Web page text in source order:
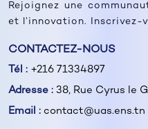
Rejoignez une
et l’innovation. Inscrivez-
CONTACTEZ-NOUS
Tél : +216 71334897
Adresse : 38, Rue Cyrus le
Email : contact@uas.ens.tn